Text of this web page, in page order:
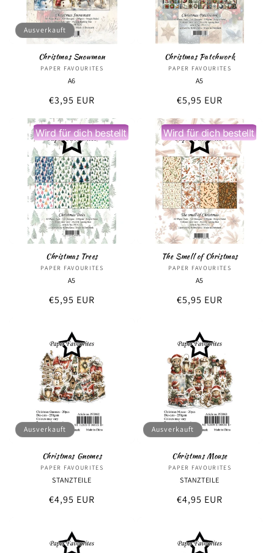
Ausverkauft
Christmas Snowman
Anbieter:
PAPER FAVOURITES
A6
Normaler
Preis
€3,95 EUR
Christmas Patchwork
Anbieter:
PAPER FAVOURITES
A5
Normaler
Preis
€5,95 EUR
Wird für dich bestellt
Christmas Trees
Anbieter:
PAPER FAVOURITES
A5
Normaler
€5,95 EUR
Wird für dich bestellt
The Smell of Christmas
Anbieter:
PAPER FAVOURITES
A5
Normaler
€5,95 EUR
Ausverkauft
Christmas Gnomes
Anbieter:
PAPER FAVOURITES
STANZTEILE
Normaler
€4,95 EUR
Ausverkauft
Christmas Mouse
Anbieter:
PAPER FAVOURITES
STANZTEILE
Normaler
€4,95 EUR